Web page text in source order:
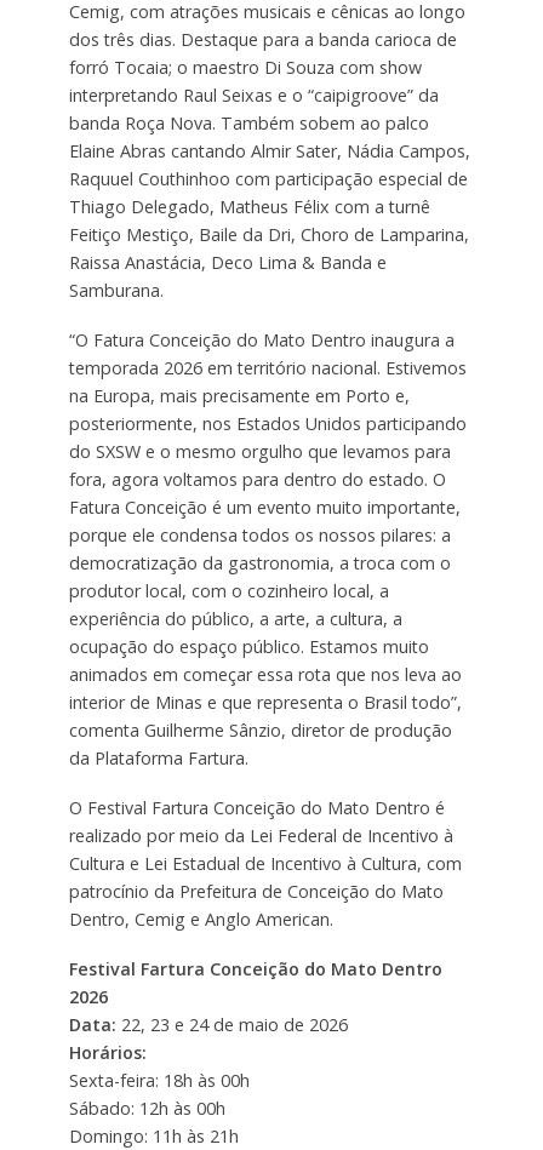
Cemig, com atrações musicais e cênicas ao longo
dos três dias. Destaque para a banda carioca de
forró Tocaia; o maestro Di Souza com show
interpretando Raul Seixas e o “caipigroove” da
banda Roça Nova. Também sobem ao palco
Elaine Abras cantando Almir Sater, Nádia Campos,
Raquuel Couthinhoo com participação especial de
Thiago Delegado, Matheus Félix com a turnê
Feitiço Mestiço, Baile da Dri, Choro de Lamparina,
Raissa Anastácia, Deco Lima & Banda e
Samburana.
“O Fatura Conceição do Mato Dentro inaugura a
temporada 2026 em território nacional. Estivemos
na Europa, mais precisamente em Porto e,
posteriormente, nos Estados Unidos participando
do SXSW e o mesmo orgulho que levamos para
fora, agora voltamos para dentro do estado. O
Fatura Conceição é um evento muito importante,
porque ele condensa todos os nossos pilares: a
democratização da gastronomia, a troca com o
produtor local, com o cozinheiro local, a
experiência do público, a arte, a cultura, a
ocupação do espaço público. Estamos muito
animados em começar essa rota que nos leva ao
interior de Minas e que representa o Brasil todo”,
comenta Guilherme Sânzio, diretor de produção
da Plataforma Fartura.
O Festival Fartura Conceição do Mato Dentro é
realizado por meio da Lei Federal de Incentivo à
Cultura e Lei Estadual de Incentivo à Cultura, com
patrocínio da Prefeitura de Conceição do Mato
Dentro, Cemig e Anglo American.
Festival Fartura Conceição do Mato Dentro
2026
Data: 22, 23 e 24 de maio de 2026
Horários:
Sexta-feira: 18h às 00h
Sábado: 12h às 00h
Domingo: 11h às 21h